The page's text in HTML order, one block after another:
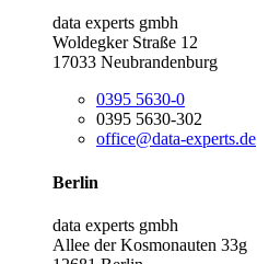
data experts gmbh
Woldegker Straße 12
17033 Neubrandenburg
0395 5630-0
0395 5630-302
office@data-experts.de
Berlin
data experts gmbh
Allee der Kosmonauten 33g